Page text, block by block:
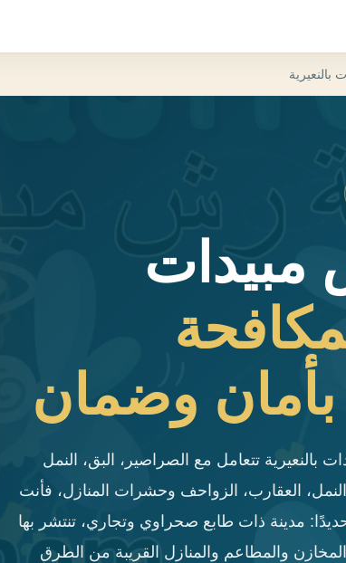
وضمان
تتعامل مع الصراصير، البق، النمل
النمل، العقارب، الزواحف وحشرات المنازل، فأنت
مدينة ذات طابع صحراوي وتجاري، تنتشر بها
والمطاعم والمنازل القريبة من الطرق